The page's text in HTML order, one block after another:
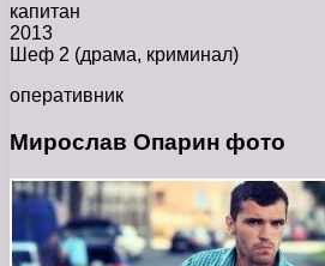
капитан
2013
Шеф 2 (драма, криминал)
оперативник
Мирослав Опарин фото